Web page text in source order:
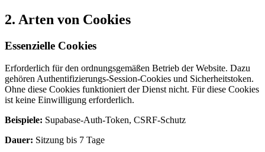
2. Arten von Cookies
Essenzielle Cookies
Erforderlich für den ordnungsgemäßen Betrieb der Website. Dazu
gehören Authentifizierungs-Session-Cookies und Sicherheitstoken.
Ohne diese Cookies funktioniert der Dienst nicht. Für diese Cookies
ist keine Einwilligung erforderlich.
Beispiele: Supabase-Auth-Token, CSRF-Schutz
Dauer: Sitzung bis 7 Tage